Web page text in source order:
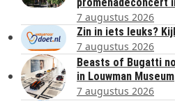
7 augustus 2026
Zin in iets leuks?
7 augustus 2026
Beasts of Bugatti
in Louwman Museum
7 augustus 2026